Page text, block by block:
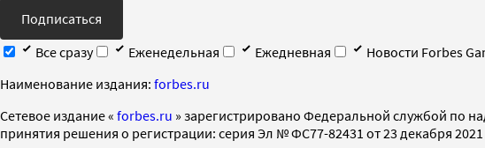
Подписаться
Все сразу
Еженедельная Ежедневная
Новости Forbes
Наименование издания: forbes.ru
Cетевое издание « forbes.ru » зарегистрировано Федеральной службой по
принятия решения о регистрации: серия Эл № ФС77-82431 от 23 декабря 2021